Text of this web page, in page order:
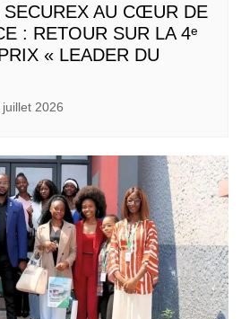
SECUREX AU CŒUR DE
: RETOUR SUR LA 4ᵉ
« LEADER DU
2026